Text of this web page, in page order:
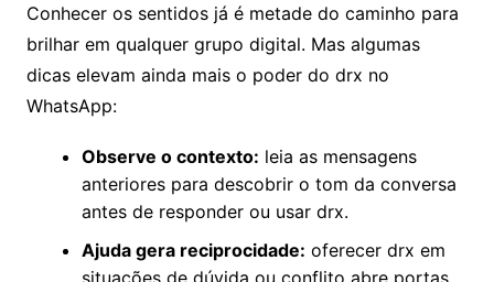
Conhecer os sentidos já é metade do caminho para
brilhar em qualquer grupo digital. Mas algumas
dicas elevam ainda mais o poder do drx no
WhatsApp:
Observe o contexto: leia as mensagens
anteriores para descobrir o tom da conversa
antes de responder ou usar drx.
Ajuda gera reciprocidade: oferecer drx em
situações de dúvida ou conflito abre portas